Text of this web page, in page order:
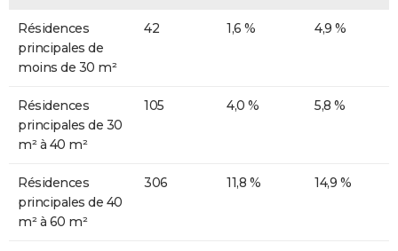
Résidences
principales de
moins de 30 m²
42 1,6 % 4,9 %
Résidences
principales de 30
m² à 40 m²
105 4,0 % 5,8 %
Résidences
principales de 40
m² à 60 m²
306 11,8 % 14,9 %